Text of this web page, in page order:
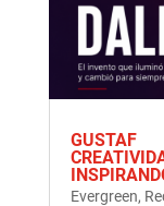
Evergreen,